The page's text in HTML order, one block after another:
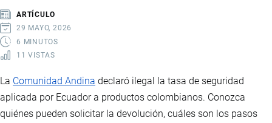
ARTÍCULO
29 MAYO, 2026
6 MINUTOS
11 VISTAS
La Comunidad Andina declaró ilegal la tasa de seguridad
aplicada por Ecuador a productos colombianos. Conozca
quiénes pueden solicitar la devolución, cuáles son los pasos